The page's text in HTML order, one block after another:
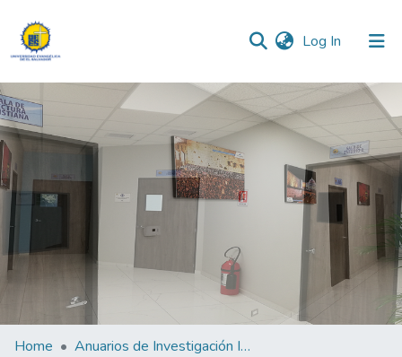
Log In (current)
Communities & Collections
All of DSpace
Home
Anuarios de Investigación Institucional